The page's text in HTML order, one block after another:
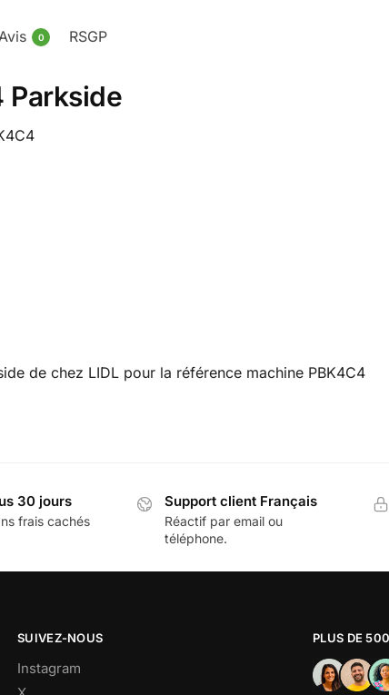
Avis 0 RSGP
Parkside
de chez LIDL pour la référence machine PBK4C4
30 jours
frais cachés
Support client Français
Réactif par email ou
téléphone.
SUIVEZ-NOUS
Instagram
PLUS DE